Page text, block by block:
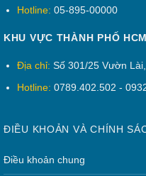
Hotline: 05-895-00000
KHU VỰC THÀNH PHỐ HCM
Địa chỉ: Số 301/25 Vườn
Hotline: 0789.402.502 -
ĐIỀU KHOẢN VÀ CHÍNH
Điều khoản chung